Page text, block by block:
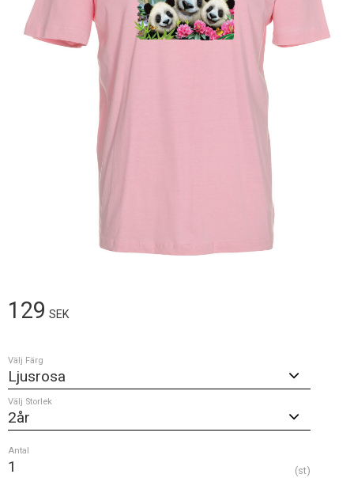
129 SEK
Välj Färg
Välj Storlek
Antal
st